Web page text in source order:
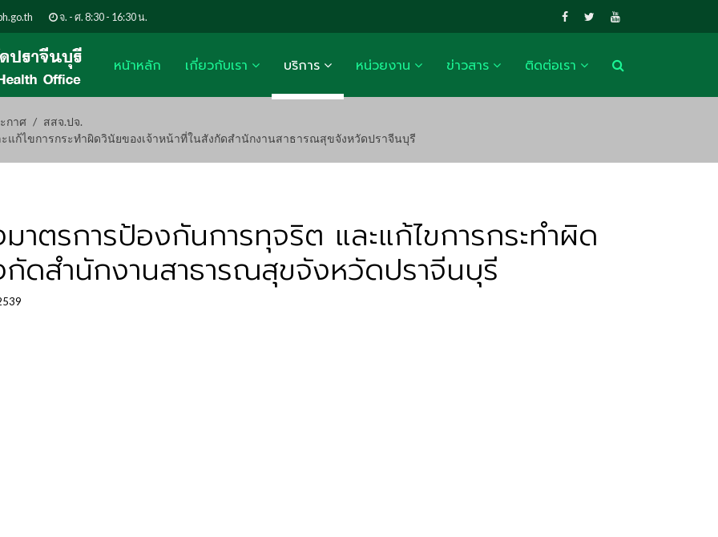
จ. - ศ. 8:30 - 16:30 น.
หน้าหลัก เกี่ยวกับเรา บริการ หน่วยงาน ข่าวสาร ติดต่อเรา
กาศ
สสจ.ปจ.
ะแก้ไขการกระทำผิดวินัยของเจ้าหน้าที่ในสังกัดสำนักงานสาธารณสุขจังหวัดปราจีนบุรี
มาตรการป้องกันการทุจริต และแก้ไขการกระทำผิด
กัดสำนักงานสาธารณสุขจังหวัดปราจีนบุรี